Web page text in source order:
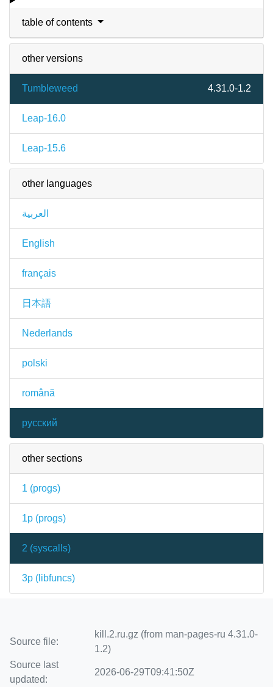
table of contents
other versions
Tumbleweed 4.31.0-1.2
Leap-16.0
Leap-15.6
other languages
العربية
English
français
日本語
Nederlands
polski
română
русский
other sections
1 (progs)
1p (progs)
2 (syscalls)
3p ( libfuncs)
Source file:
kill.2.ru.gz (from man-pages-ru 4.31.0-
1.2)
Source last
updated:
2026-06-29T09:41:50Z